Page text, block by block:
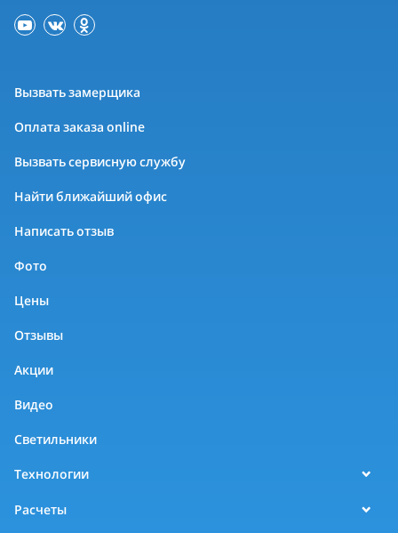
Вызвать замерщика
Оплата заказа online
Вызвать сервисную службу
Найти ближайший офис
Написать отзыв
Фото
Цены
Отзывы
Акции
Видео
Светильники
Технологии
Расчеты